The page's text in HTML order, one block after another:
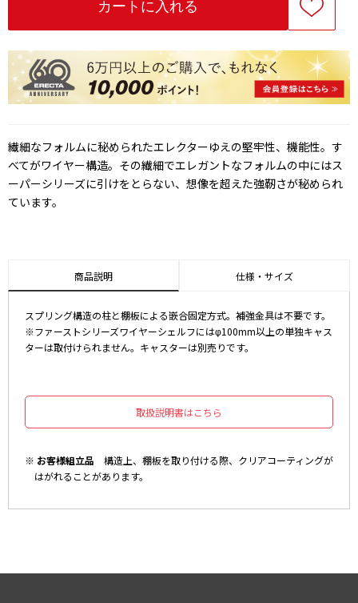
繊細なフォルムに秘められたエレクターゆえの堅牢性、機能性。す
べてがワイヤー構造。その繊細でエレガントなフォルムの中にはス
ーパーシリーズに引けをとらない、想像を超えた強靭さが秘められ
ています。
商品説明 仕様・サイズ
スプリング構造の柱と棚板による嵌合固定方式。補強金具は不要です。
※ファーストシリーズワイヤーシェルフにはφ100mm以上の単独キャス
ターは取付けられません。キャスターは別売りです。
取扱説明書はこちら
※ お客様組立品 構造上、棚板を取り付ける際、クリアコーティングが
はがれることがあります。